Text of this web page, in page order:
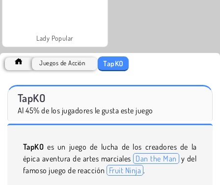
Lady Popular
Juegos de Acción TapKO
TapKO
Al 45% de los jugadores le gusta este juego
TapKO es un juego de lucha de los creadores de la
épica aventura de artes marciales Dan the Man y del
famoso juego de reacción Fruit Ninja .